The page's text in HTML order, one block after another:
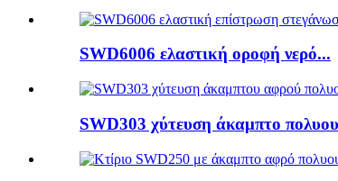
SWD6006 ελαστική οροφή νερό...
SWD303 χύτευση άκαμπτο